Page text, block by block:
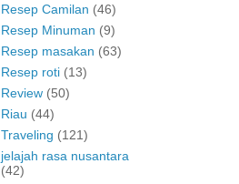
Resep Camilan (46)
Resep Minuman (9)
Resep masakan (63)
Resep roti (13)
Review (50)
Riau (44)
Traveling (121)
jelajah rasa nusantara
(42)